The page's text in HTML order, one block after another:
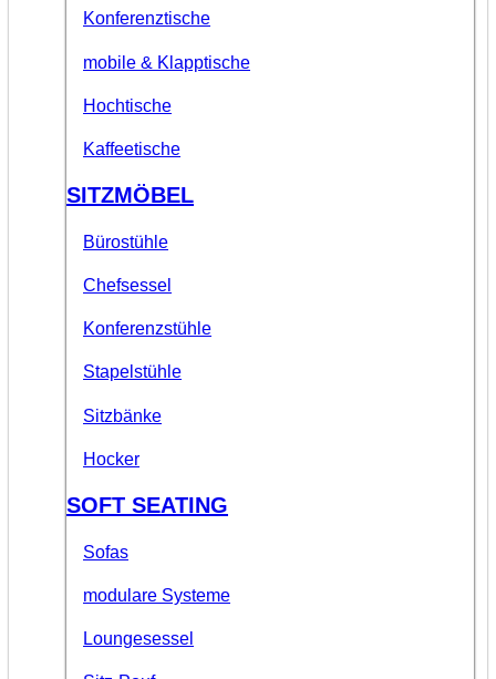
Konferenztische
mobile & Klapptische
Hochtische
Kaffeetische
SITZMÖBEL
Bürostühle
Chefsessel
Konferenzstühle
Stapelstühle
Sitzbänke
Hocker
SOFT SEATING
Sofas
modulare Systeme
Loungesessel